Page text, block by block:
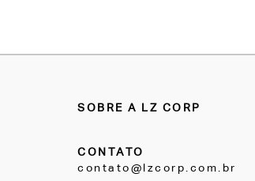
SOBRE A LZ CORP
CONTATO
contato@lzcorp.com.br